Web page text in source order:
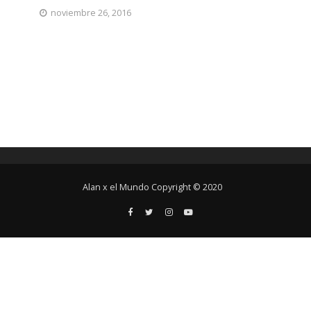
noviembre 26, 2016
Alan x el Mundo Copyright © 2020